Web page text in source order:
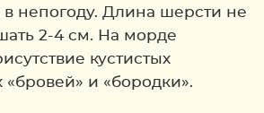
в непогоду. Длина шерсти не
2-4 см. На морде
кустистых
«бровей» и «бородки».